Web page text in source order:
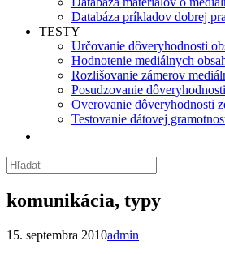
Databáza príkladov dobrej
TESTY
Určovanie dôveryhodnosti
Hodnotenie mediálnych
Rozlišovanie zámerov
Posudzovanie
Overovanie dôveryhodnosti
Testovanie dátovej
komunikácia, typy
15. septembra 2010admin